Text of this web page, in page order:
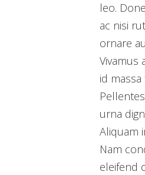
leo.
ac nisi
ornare
Vivamus
id
urna
Aliquam
Nam
eleifend